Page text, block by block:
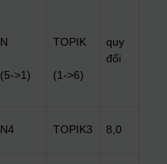
N
(5->1)
TOPIK
(1->6)
quy
đổi
N4 TOPIK3 8,0